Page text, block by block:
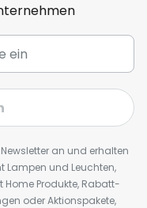
an und erhalten
Lampen und Leuchten,
Produkte, Rabatt-
oder Aktionspakete,